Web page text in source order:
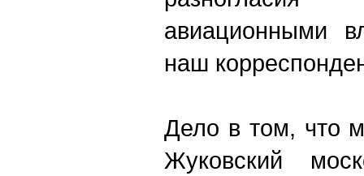
авиационными
наш
Дело в том, что
Жуковский